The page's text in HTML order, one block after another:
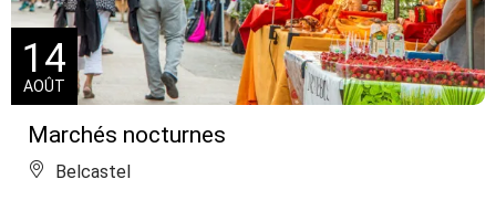
Marchés nocturnes
14
AOÛT
Belcastel